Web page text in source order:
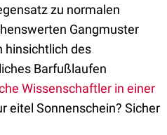
zu normalen
Gangmuster
hinsichtlich des
Barfußlaufen
Wissenschaftler in einer
eitel Sonnenschein? Sicher